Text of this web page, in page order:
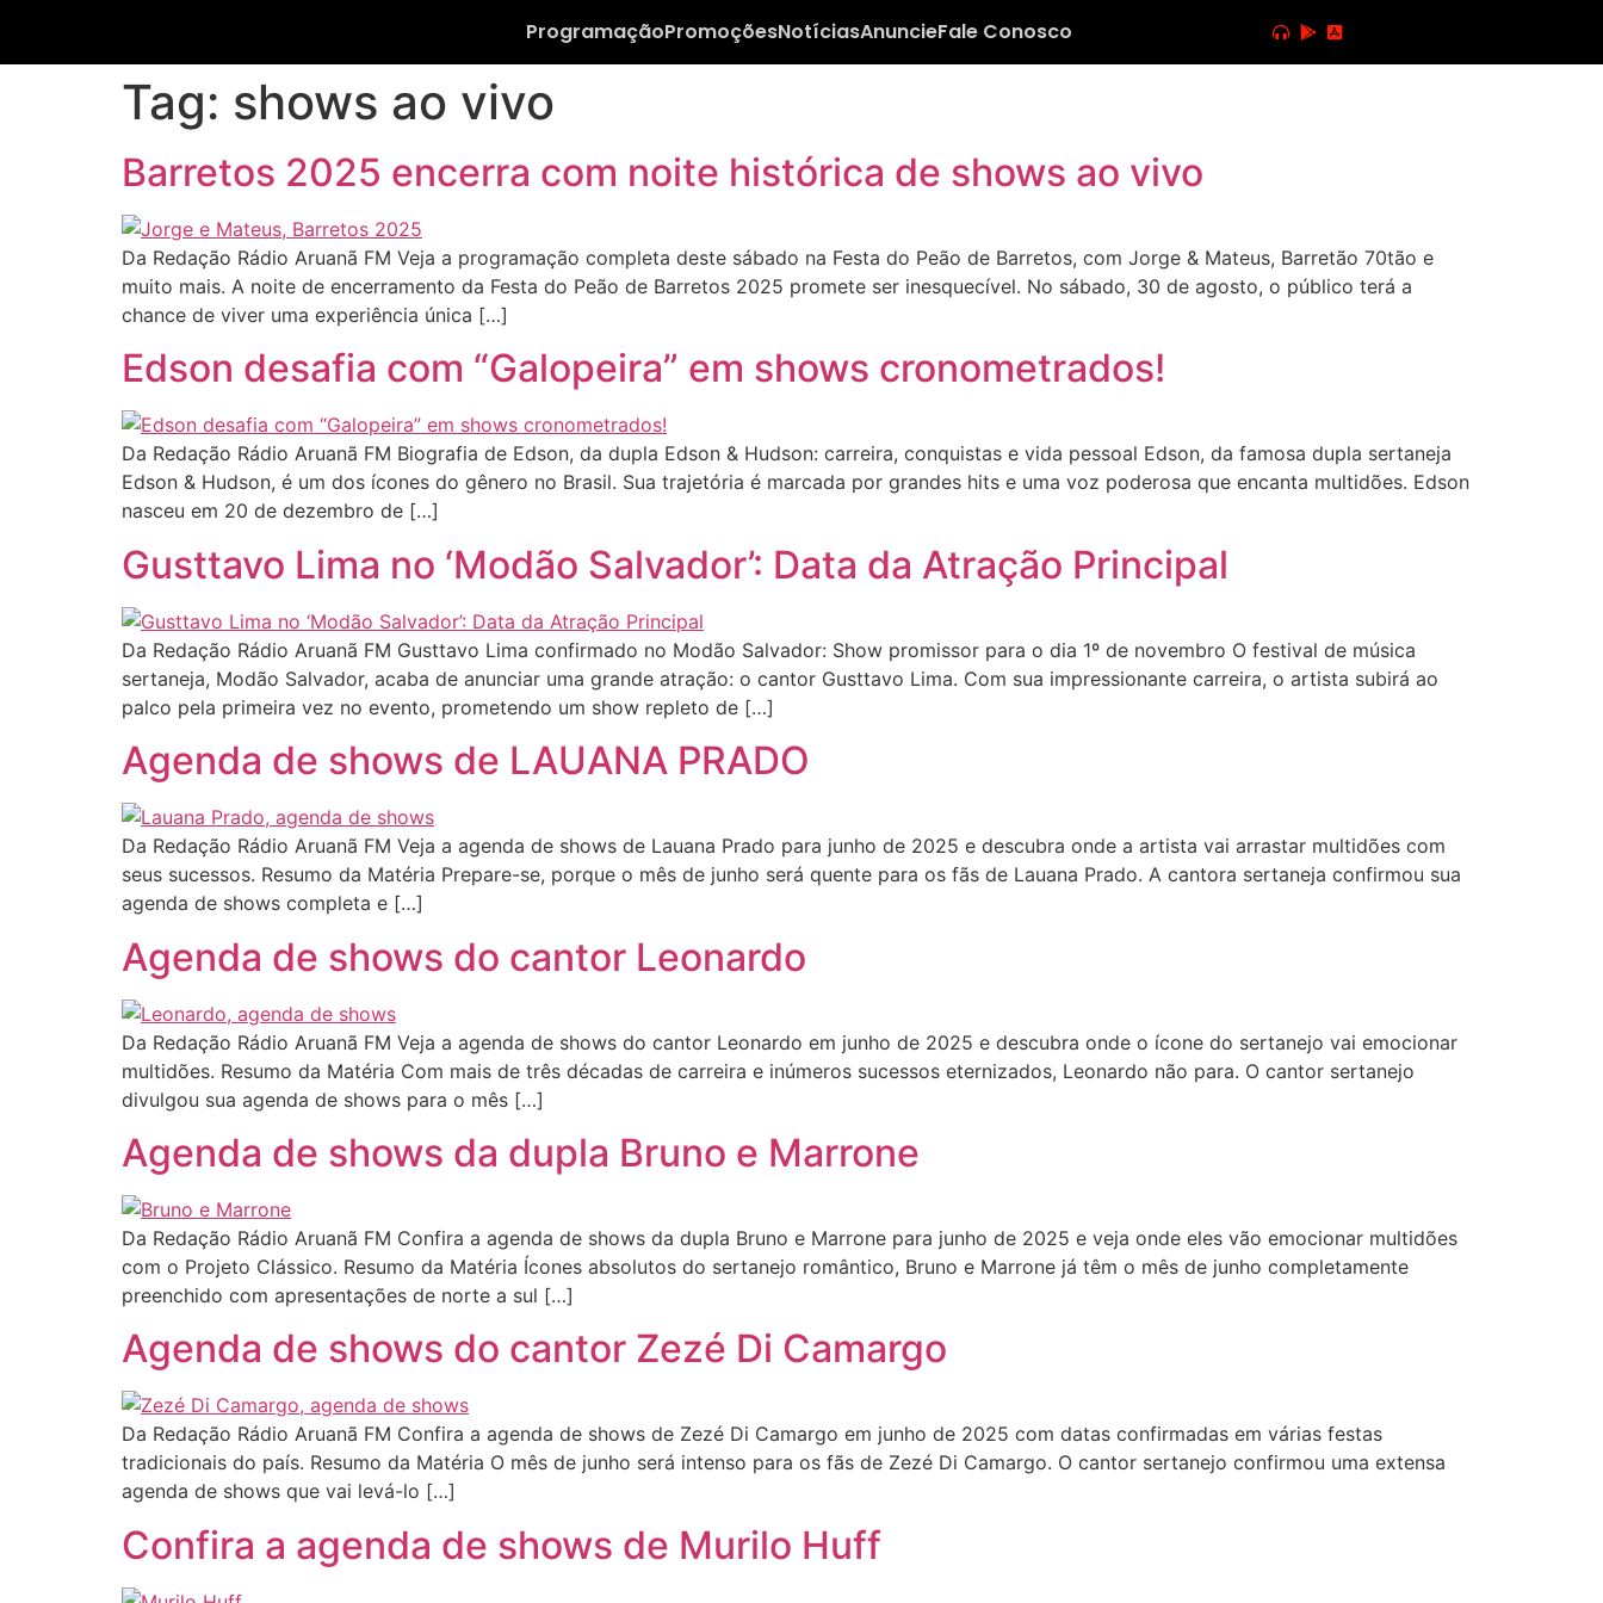
ProgramaçãoPromoçõesNotíciasAnuncieFale Conosco
Tag: shows ao vivo
Barretos 2025 encerra com noite histórica de shows ao vivo
Da Redação Rádio Aruanã FM Veja a programação completa deste sábado na Festa do Peão de Barretos, com Jorge & Mateus, Barretão 70tão e
muito mais. A noite de encerramento da Festa do Peão de Barretos 2025 promete ser inesquecível. No sábado, 30 de agosto, o público terá a
chance de viver uma experiência única […]
Edson desafia com “Galopeira” em shows cronometrados!
Da Redação Rádio Aruanã FM Biografia de Edson, da dupla Edson & Hudson: carreira, conquistas e vida pessoal Edson, da famosa dupla sertaneja
Edson & Hudson, é um dos ícones do gênero no Brasil. Sua trajetória é marcada por grandes hits e uma voz poderosa que encanta multidões. Edson
nasceu em 20 de dezembro de […]
Gusttavo Lima no ‘Modão Salvador’: Data da Atração Principal
Da Redação Rádio Aruanã FM Gusttavo Lima confirmado no Modão Salvador: Show promissor para o dia 1º de novembro O festival de música
sertaneja, Modão Salvador, acaba de anunciar uma grande atração: o cantor Gusttavo Lima. Com sua impressionante carreira, o artista subirá ao
palco pela primeira vez no evento, prometendo um show repleto de […]
Agenda de shows de LAUANA PRADO
Da Redação Rádio Aruanã FM Veja a agenda de shows de Lauana Prado para junho de 2025 e descubra onde a artista vai arrastar multidões com
seus sucessos. Resumo da Matéria Prepare-se, porque o mês de junho será quente para os fãs de Lauana Prado. A cantora sertaneja confirmou sua
agenda de shows completa e […]
Agenda de shows do cantor Leonardo
Da Redação Rádio Aruanã FM Veja a agenda de shows do cantor Leonardo em junho de 2025 e descubra onde o ícone do sertanejo vai emocionar
multidões. Resumo da Matéria Com mais de três décadas de carreira e inúmeros sucessos eternizados, Leonardo não para. O cantor sertanejo
divulgou sua agenda de shows para o mês […]
Agenda de shows da dupla Bruno e Marrone
Da Redação Rádio Aruanã FM Confira a agenda de shows da dupla Bruno e Marrone para junho de 2025 e veja onde eles vão emocionar multidões
com o Projeto Clássico. Resumo da Matéria Ícones absolutos do sertanejo romântico, Bruno e Marrone já têm o mês de junho completamente
preenchido com apresentações de norte a sul […]
Agenda de shows do cantor Zezé Di Camargo
Da Redação Rádio Aruanã FM Confira a agenda de shows de Zezé Di Camargo em junho de 2025 com datas confirmadas em várias festas
tradicionais do país. Resumo da Matéria O mês de junho será intenso para os fãs de Zezé Di Camargo. O cantor sertanejo confirmou uma extensa
agenda de shows que vai levá-lo […]
Confira a agenda de shows de Murilo Huff